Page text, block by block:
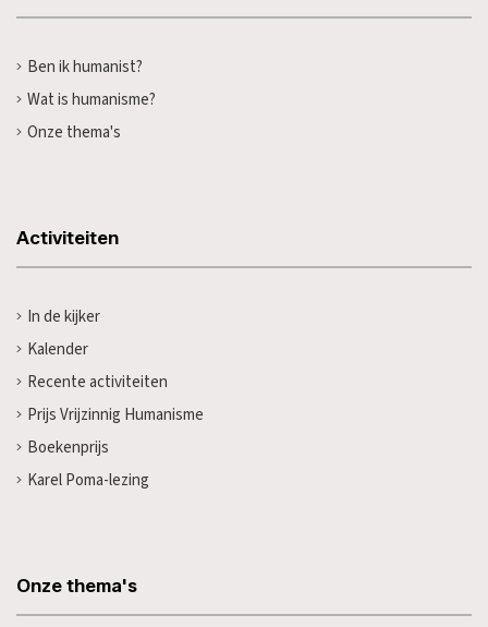
Ben ik humanist?
Wat is humanisme?
Onze thema's
Activiteiten
In de kijker
Kalender
Recente activiteiten
Prijs Vrijzinnig Humanisme
Boekenprijs
Karel Poma-lezing
Onze thema's